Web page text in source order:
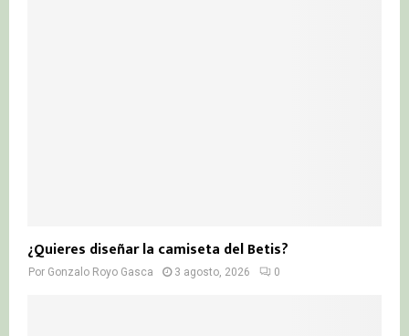
¿Quieres diseñar la camiseta del Betis?
Por Gonzalo Royo Gasca 3 agosto, 2026 0